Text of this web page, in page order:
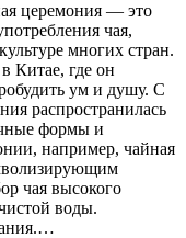
церемония — это
чая,
многих стран.
Китае, где он
ум и душу. С
распространилась
формы и
например, чайная
чая высокого
воды.